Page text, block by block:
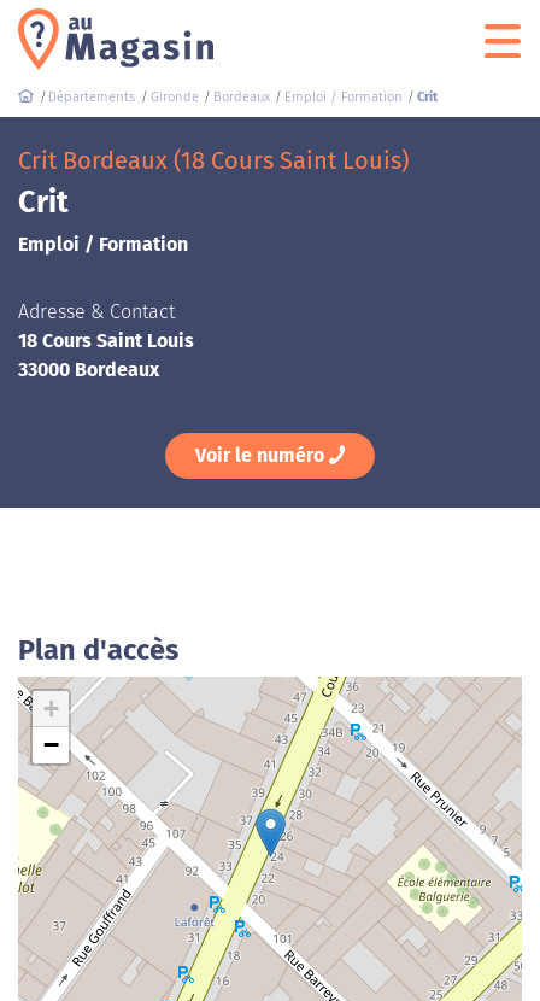
Départements Gironde Bordeaux Emploi / Formation Crit
Crit Bordeaux (18 Cours Saint Louis)
Crit
Emploi / Formation
Adresse & Contact
18 Cours Saint Louis
33000 Bordeaux
Voir le numéro
Plan d'accès
+
−